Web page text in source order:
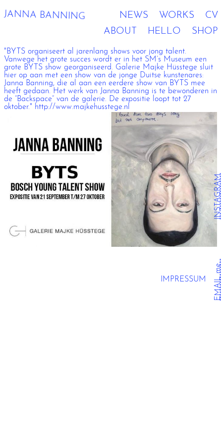
JANNA BANNING NEWS WORKS
CV
ABOUT
HELLO SHOP
"BYTS organiseert al jarenlang shows voor jong talent.
Vanwege het grote succes wordt er in het SM’s Museum een
grote BYTS show georganiseerd. Galerie Majke Hüsstege sluit
hier op aan met een show van de jonge Duitse kunstenares:
Janna Banning, die al aan een eerdere show van BYTS mee
heeft gedaan. Het werk van Janna Banning is te bewonderen in
de “Backspace” van de galerie. De expositie loopt tot 27
oktober." http://www.majkehusstege.nl
EMAIL me.
INSTAGRAM
IMPRESSUM